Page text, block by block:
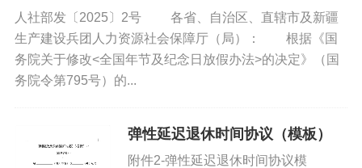
因私有化服务，部分内容每日 08:00-00:00 无法使用，
请于其他时段下载或访问。
如果您对本文有异议，请先阅读本站《免责声明》，如仍保
持您个人观点可与本人联系。
人社部发〔2025〕2号 各省、自治区、直辖市及新疆
生产建设兵团人力资源社会保障厅（局）： 根据《国
务院关于修改<全国年节及纪念日放假办法>的决定》（国
务院令第795号）的...
弹性延迟退休时间协议（模板）
附件2-弹性延迟退休时间协议模